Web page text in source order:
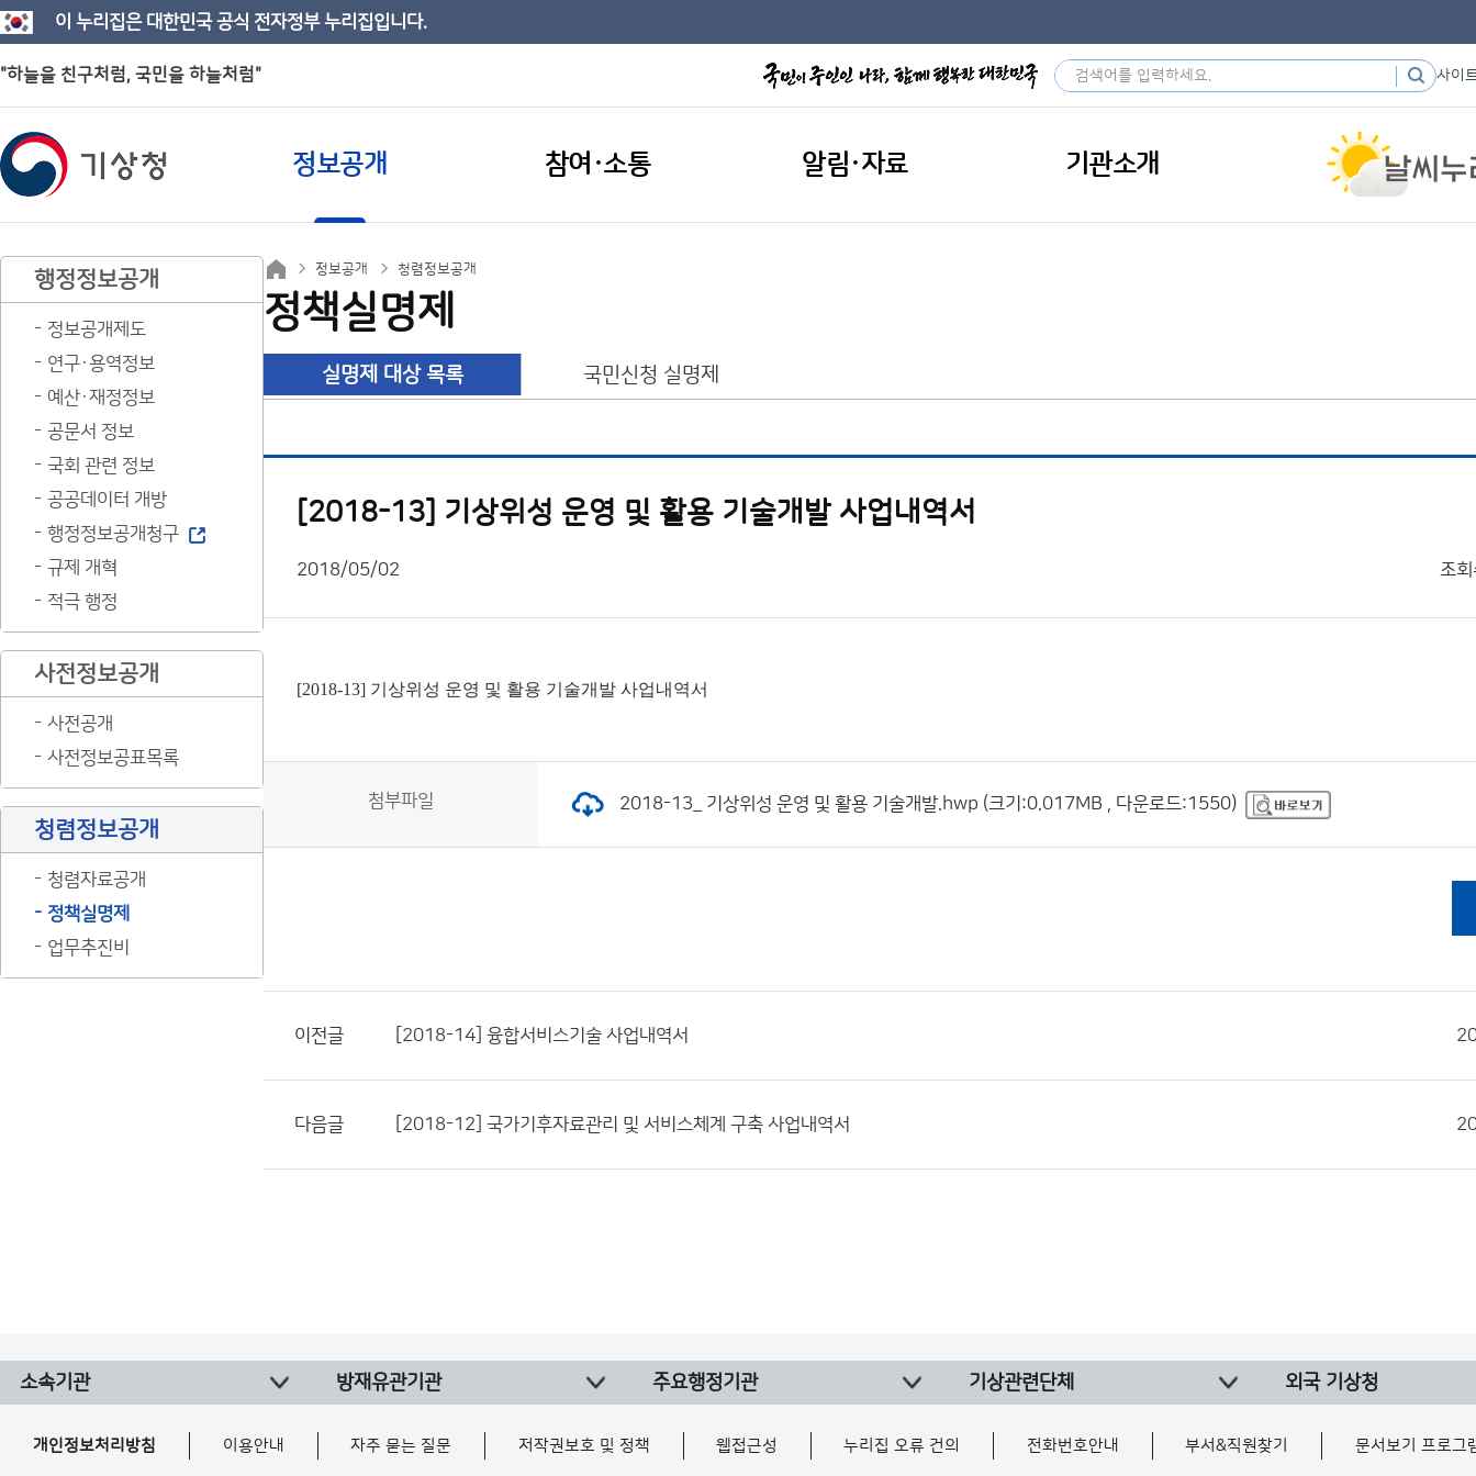
이 누리집은 대한민국 공식 전자정부 누리집입니다.
"하늘을 친구처럼, 국민을 하늘처럼" 사이
정보공개 참여·소통 알림·자료 기관소개
행정정보공개
정보공개제도
연구·용역정보
예산·재정정보
공문서 정보
국회 관련 정보
공공데이터 개방
행정정보공개청구
규제 개혁
적극 행정
사전정보공개
사전공개
사전정보공표목록
청렴정보공개
청렴자료공개
정책실명제
업무추진비
정보공개 청렴정보공개
정책실명제
실명제 대상 목록 국민신청 실명제
[2018-13] 기상위성 운영 및 활용 기술개발 사업내역서
2018/05/02 조회
[2018-13] 기상위성 운영 및 활용 기술개발 사업내역서
첨부파일 2018-13_ 기상위성 운영 및 활용 기술개발.hwp (크기:0.017MB , 다운로드:1550)
이전글 [2018-14] 융합서비스기술 사업내역서
다음글 [2018-12] 국가기후자료관리 및 서비스체계 구축 사업내역서
소속기관 방재유관기관 주요행정기관 기상관련단체 외국 기상청
개인정보처리방침 이용안내 자주 묻는 질문 저작권보호 및 정책 웹접근성 누리집 오류 건의 전화번호안내 부서&직원찾기 문서보기 프로그